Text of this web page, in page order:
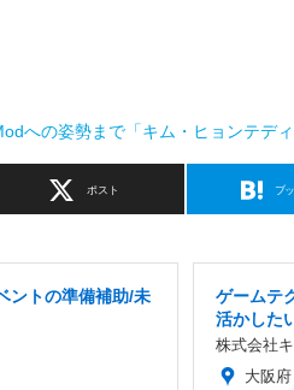
への姿勢まで「キム・ヒョンテデ
ポスト ブ
ントの準備補助/未
ゲームテ
活かした
株式会社
大阪府